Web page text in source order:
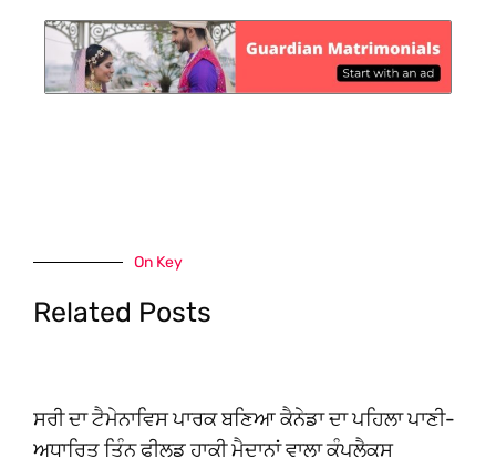
On Key
Related Posts
ਸਰੀ ਦਾ ਟੈਮੇਨਾਵਿਸ ਪਾਰਕ ਬਣਿਆ ਕੈਨੇਡਾ ਦਾ ਪਹਿਲਾ ਪਾਣੀ-
ਅਧਾਰਿਤ ਤਿੰਨ ਫੀਲਡ ਹਾਕੀ ਮੈਦਾਨਾਂ ਵਾਲਾ ਕੰਪਲੈਕਸ